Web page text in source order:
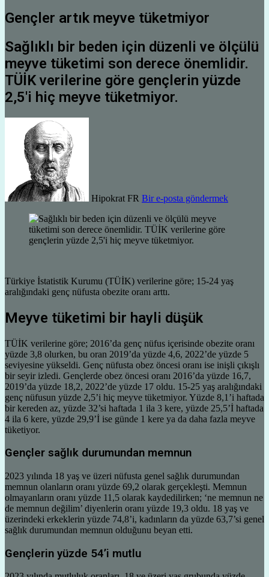
Gençler artık meyve tüketmiyor
Sağlıklı bir beden için düzenli ve ölçülü
meyve tüketimi son derece önemlidir.
TÜİK verilerine göre gençlerin yüzde
2,5'i hiç meyve tüketmiyor.
Hipokrat FR Bir e-posta göndermek
Türkiye İstatistik Kurumu (TÜİK) verilerine göre; 15-24 yaş
aralığındaki genç nüfusta obezite oranı arttı.
Meyve tüketimi bir hayli düşük
TÜİK verilerine göre; 2016’da genç nüfus içerisinde obezite oranı
yüzde 3,8 olurken, bu oran 2019’da yüzde 4,6, 2022’de yüzde 5
seviyesine yükseldi. Genç nüfusta obez öncesi oranı ise inişli çıkışlı
bir seyir izledi. Gençlerde obez öncesi oranı 2016’da yüzde 16,7,
2019’da yüzde 18,2, 2022’de yüzde 17 oldu. 15-25 yaş aralığındaki
genç nüfusun yüzde 2,5’i hiç meyve tüketmiyor. Yüzde 8,1’i haftada
bir kereden az, yüzde 32’si haftada 1 ila 3 kere, yüzde 25,5’İ haftada
4 ila 6 kere, yüzde 29,9’İ ise günde 1 kere ya da daha fazla meyve
tüketiyor.
Gençler sağlık durumundan memnun
2023 yılında 18 yaş ve üzeri nüfusta genel sağlık durumundan
memnun olanların oranı yüzde 69,2 olarak gerçekleşti. Memnun
olmayanların oranı yüzde 11,5 olarak kaydedilirken; ‘ne memnun ne
de memnun değilim’ diyenlerin oranı yüzde 19,3 oldu. 18 yaş ve
üzerindeki erkeklerin yüzde 74,8’i, kadınların da yüzde 63,7’si genel
sağlık durumundan memnun olduğunu beyan etti.
Gençlerin yüzde 54’i mutlu